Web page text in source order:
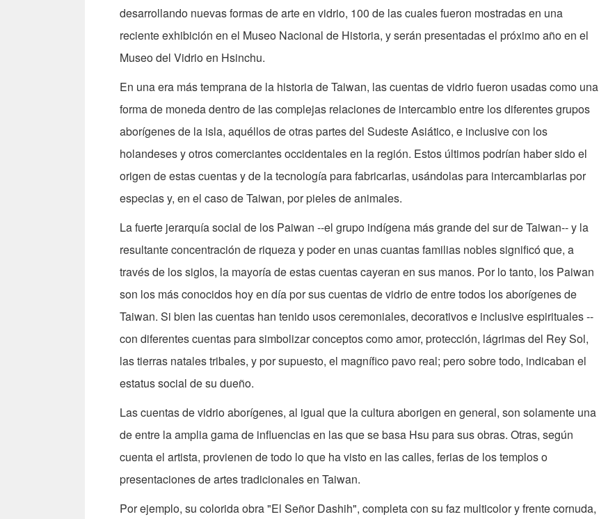
desarrollando nuevas formas de arte en vidrio, 100 de las cuales fueron mostradas en una
reciente exhibición en el Museo Nacional de Historia, y serán presentadas el próximo año en el
Museo del Vidrio en Hsinchu.
En una era más temprana de la historia de Taiwan, las cuentas de vidrio fueron usadas como una
forma de moneda dentro de las complejas relaciones de intercambio entre los diferentes grupos
aborígenes de la isla, aquéllos de otras partes del Sudeste Asiático, e inclusive con los
holandeses y otros comerciantes occidentales en la región. Estos últimos podrían haber sido el
origen de estas cuentas y de la tecnología para fabricarlas, usándolas para intercambiarlas por
especias y, en el caso de Taiwan, por pieles de animales.
La fuerte jerarquía social de los Paiwan --el grupo indígena más grande del sur de Taiwan-- y la
resultante concentración de riqueza y poder en unas cuantas familias nobles significó que, a
través de los siglos, la mayoría de estas cuentas cayeran en sus manos. Por lo tanto, los Paiwan
son los más conocidos hoy en día por sus cuentas de vidrio de entre todos los aborígenes de
Taiwan. Si bien las cuentas han tenido usos ceremoniales, decorativos e inclusive espirituales --
con diferentes cuentas para simbolizar conceptos como amor, protección, lágrimas del Rey Sol,
las tierras natales tribales, y por supuesto, el magnífico pavo real; pero sobre todo, indicaban el
estatus social de su dueño.
Las cuentas de vidrio aborígenes, al igual que la cultura aborigen en general, son solamente una
de entre la amplia gama de influencias en las que se basa Hsu para sus obras. Otras, según
cuenta el artista, provienen de todo lo que ha visto en las calles, ferias de los templos o
presentaciones de artes tradicionales en Taiwan.
Por ejemplo, su colorida obra "El Señor Dashih", completa con su faz multicolor y frente cornuda,